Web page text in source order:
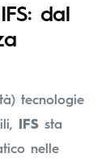
dal
tecnologie
IFS sta
nelle